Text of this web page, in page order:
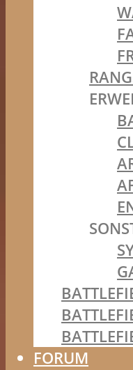
FORUM